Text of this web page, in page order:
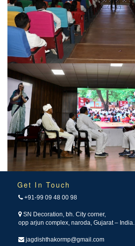
Get In Touch
+91-99 09 48 00 98
SN Decoration, bh. City corner,
opp arjun complex, naroda, Gujarat – India.
jagdishthakormp@gmail.com